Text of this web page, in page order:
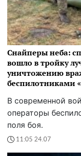
Снайперы неба:
вошло в тройку
уничтожению
беспилотниками
В современной
операторы
поля боя.
11:05 24.07